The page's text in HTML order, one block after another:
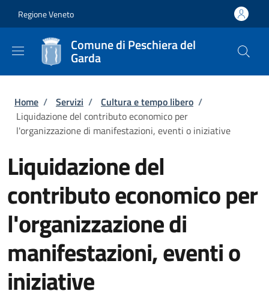
Regione Veneto
Comune di Peschiera del
Garda
Briciole di pane
Home / Servizi / Cultura e tempo libero /
Liquidazione del contributo economico per
l'organizzazione di manifestazioni, eventi o iniziative
Liquidazione del
contributo economico per
l'organizzazione di
manifestazioni, eventi o
iniziative